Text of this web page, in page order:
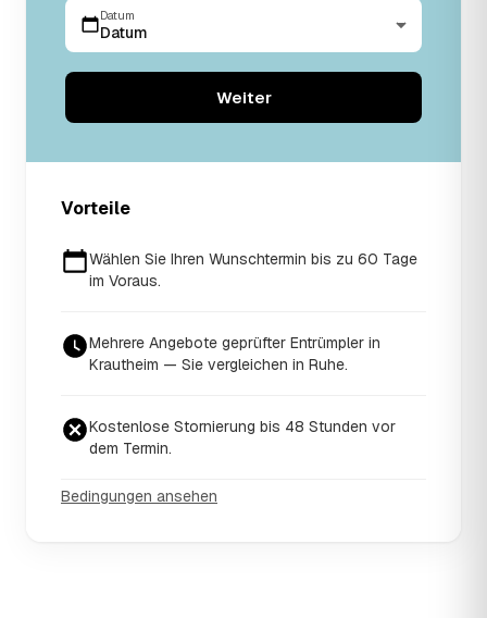
Datum
Datum
Weiter
Vorteile
Wählen Sie Ihren Wunschtermin bis zu 60 Tage
im Voraus.
Mehrere Angebote geprüfter Entrümpler in
Krautheim — Sie vergleichen in Ruhe.
Kostenlose Stornierung bis 48 Stunden vor
dem Termin.
Bedingungen ansehen